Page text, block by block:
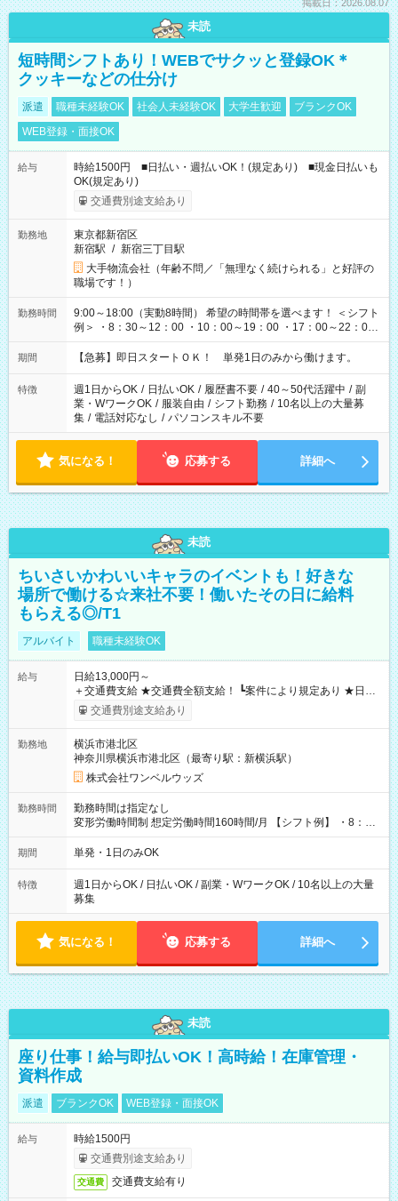
掲載日：2026.08.07
未読
短時間シフトあり！WEBでサクッと登録OK＊
クッキーなどの仕分け
派遣 職種未経験OK 社会人未経験OK 大学生歓迎
ブランクOK
WEB登録・面接OK
給与
時給1500円 ■日払い・週払いOK！(規定あり) ■現金日払いも
OK(規定あり)
交通費別途支給あり
勤務地
東京都新宿区
新宿駅 / 新宿三丁目駅
大手物流会社（年齢不問／「無理なく続けられる」と好評の
職場です！）
勤務時間
9:00～18:00（実動8時間） 希望の時間帯を選べます！ ＜シフト
例＞ ・8：30～12：00 ・10：00～19：00 ・17：00～22：00
・13：00～22：00 ・22：00～翌6：00 など
期間 【急募】即日スタートＯＫ！ 単発1日のみから働けます。
特徴 週1日からOK / 日払いOK / 履歴書不要 / 40～50代活躍中 / 副
業・WワークOK / 服装自由 / シフト勤務 / 10名以上の大量募
集 / 電話対応なし / パソコンスキル不要
気になる！ 応募する 詳細へ
未読
ちいさいかわいいキャラのイベントも！好きな
場所で働ける☆来社不要！働いたその日に給料
もらえる◎/T1
アルバイト 職種未経験OK
給与
日給13,000円～
＋交通費支給 ★交通費全額支給！ ┗案件により規定あり ★日払
いOK！（規定あり） ┗働いたその日に現金GET♪ お仕事後はコ
ンビニATMから 日払い分を引き落とせます！ 【試用期間】試
交通費別途支給あり
勤務地
横浜市港北区
神奈川県横浜市港北区（最寄り駅：新横浜駅）
株式会社ワンベルウッズ
勤務時間
勤務時間は指定なし
変形労働時間制 想定労働時間160時間/月 【シフト例】 ・8：00
～21：00
期間 単発・1日のみOK
特徴
週1日からOK / 日払いOK / 副業・WワークOK / 10名以上の大量
募集
気になる！ 応募する 詳細へ
未読
座り仕事！給与即払いOK！高時給！在庫管理・
資料作成
派遣 ブランクOK WEB登録・面接OK
給与
時給1500円
交通費別途支給あり
交通費 交通費支給有り